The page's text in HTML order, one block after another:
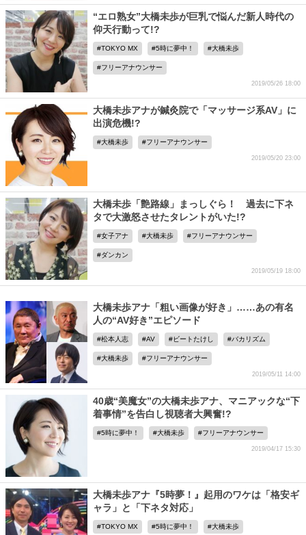
“エロ熟女”大橋未歩が巨乳で悩んだ新人時代の
仰天行動って!?
TOKYO MX 5時に夢中！ 大橋未歩
フリーアナウンサー
2019/05/26 18:00
大橋未歩アナが鍼灸院で「マッサージ系AV」に
出演危機!?
大橋未歩 フリーアナウンサー
2019/05/20 23:00
大橋未歩「艶路線」まっしぐら！ 過去に下ネ
タで大激怒させたタレントがいた!?
女子アナ 大橋未歩 フリーアナウンサー
ダンカン
2019/05/19 18:00
大橋未歩アナ「粗い画像が好き」……あの有名
人の“AV好き”エピソード
松本人志 AV ビートたけし バカリズム
大橋未歩 フリーアナウンサー
2019/05/11 14:00
40歳“美魔女”の大橋未歩アナ、マニアックな“下
着事情”を告白し視聴者大興奮!?
5時に夢中！ 大橋未歩 フリーアナウンサー
2019/04/17 15:30
大橋未歩アナ『5時夢！』起用のワケは「格安ギ
ャラ」と「下ネタ対応」
TOKYO MX 5時に夢中！ 大橋未歩